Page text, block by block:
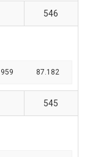
546
959 87.182
545